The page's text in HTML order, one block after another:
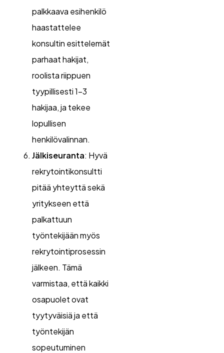
palkkaava esihenkilö
haastattelee
konsultin esittelemät
parhaat hakijat,
roolista riippuen
tyypillisesti 1-3
hakijaa, ja tekee
lopullisen
henkilövalinnan.
Jälkiseuranta: Hyvä
rekrytointikonsultti
pitää yhteyttä sekä
yritykseen että
palkattuun
työntekijään myös
rekrytointiprosessin
jälkeen. Tämä
varmistaa, että kaikki
osapuolet ovat
tyytyväisiä ja että
työntekijän
sopeutuminen